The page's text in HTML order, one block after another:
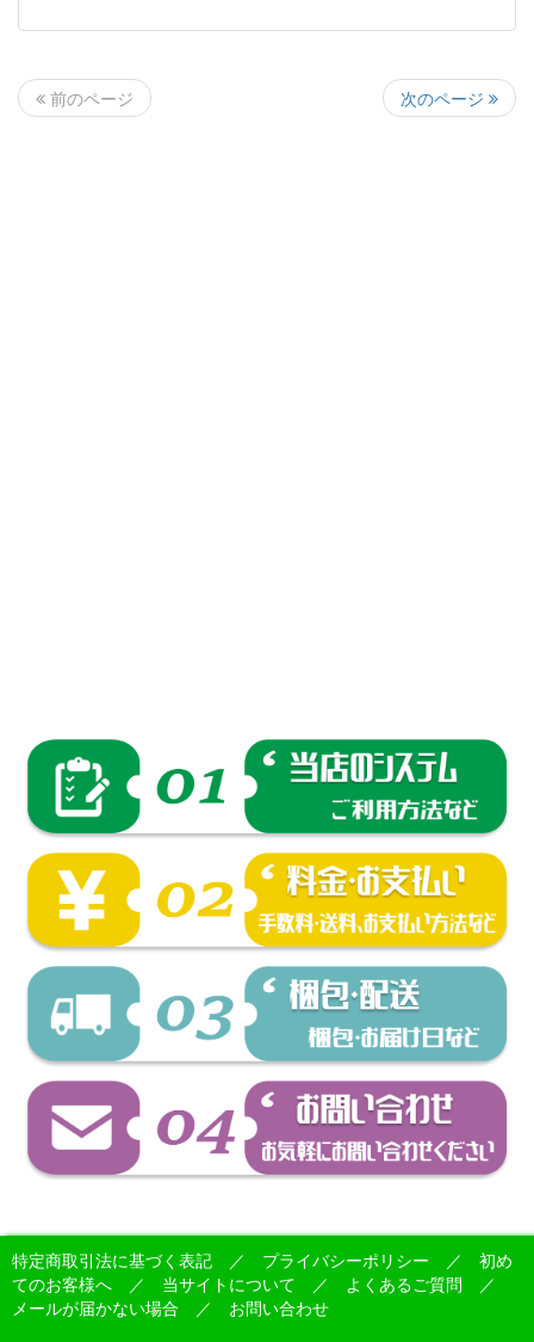
前のページ 次のページ
特定商取引法に基づく表記 ／ プライバシーポリシー ／ 初め
てのお客様へ ／ 当サイトについて ／ よくあるご質問 ／
メールが届かない場合 ／ お問い合わせ